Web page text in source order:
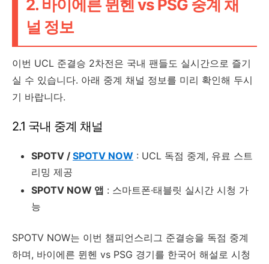
2. 바이에른 뮌헨 vs PSG 중계 채
널 정보
이번 UCL 준결승 2차전은 국내 팬들도 실시간으로 즐기
실 수 있습니다. 아래 중계 채널 정보를 미리 확인해 두시
기 바랍니다.
2.1 국내 중계 채널
SPOTV / SPOTV NOW : UCL 독점 중계, 유료 스트
리밍 제공
SPOTV NOW 앱 : 스마트폰·태블릿 실시간 시청 가
능
SPOTV NOW는 이번 챔피언스리그 준결승을 독점 중계
하며, 바이에른 뮌헨 vs PSG 경기를 한국어 해설로 시청